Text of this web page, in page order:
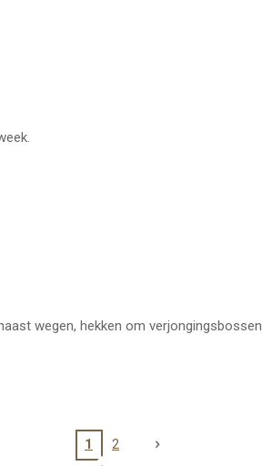
wegen, hekken om verjongingsbossen
1 2